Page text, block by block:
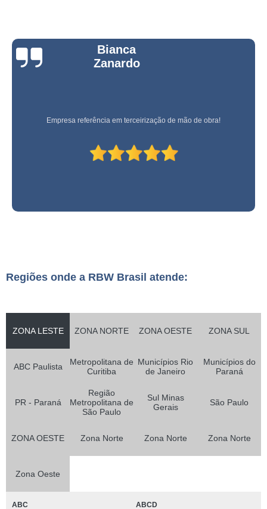
Bianca
Zanardo
Empresa referência em terceirização de mão de obra!
Regiões onde a RBW Brasil atende:
ZONA LESTE ZONA NORTE ZONA OESTE ZONA SUL
ABC Paulista
Metropolitana de
Curitiba
Municípios Rio
de Janeiro
Municípios do
Paraná
PR - Paraná
Região
Metropolitana de
São Paulo
Sul Minas
Gerais
São Paulo
ZONA OESTE Zona Norte Zona Norte Zona Norte
Zona Oeste
ABC ABCD